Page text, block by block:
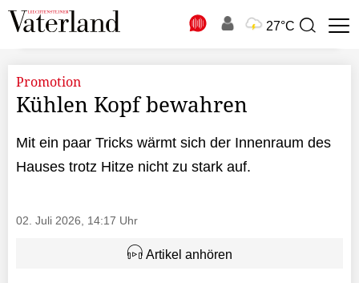
27°C
Suchbegriff
Promotion
Kühlen Kopf bewahren
Mit ein paar Tricks wärmt sich der Innenraum des
Hauses trotz Hitze nicht zu stark auf.
02. Juli 2026, 14:17 Uhr
Artikel anhören